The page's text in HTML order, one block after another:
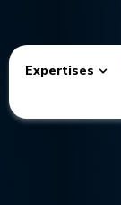
Expertises